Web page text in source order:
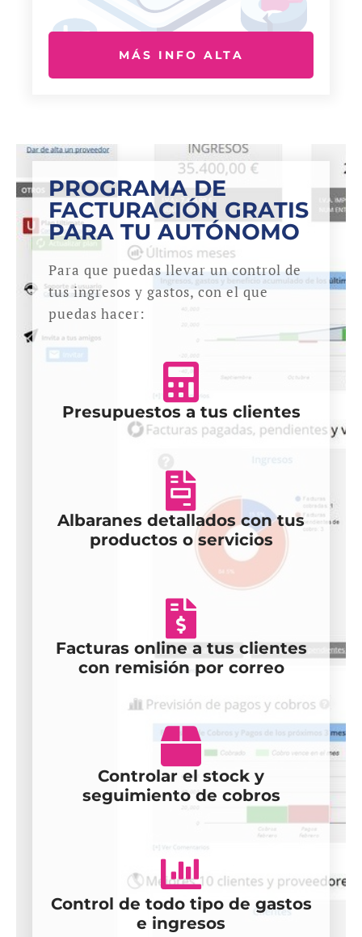
MÁS INFO ALTA
PROGRAMA DE
FACTURACIÓN GRATIS
PARA TU AUTÓNOMO
Para que puedas llevar un control de
tus ingresos y gastos, con el que
puedas hacer:
Presupuestos a tus clientes
Albaranes detallados con tus
productos o servicios
Facturas online a tus clientes
con remisión por correo
Controlar el stock y
seguimiento de cobros
Control de todo tipo de gastos
e ingresos